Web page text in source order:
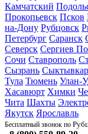
Камчатский
Прокопьевск Псков
на-Дону Рубцовск
Петербург Саранск
Северск Сергиев
Сочи Ставрополь
Сызрань Сыктывкар
Тула Тюмень Улан-
Хасавюрт Химки
Чита Шахты
Якутск Ярославль
Бесплатный звонок по